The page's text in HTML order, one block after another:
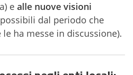
e alle nuove visioni
dal periodo che
ha messe in discussione).